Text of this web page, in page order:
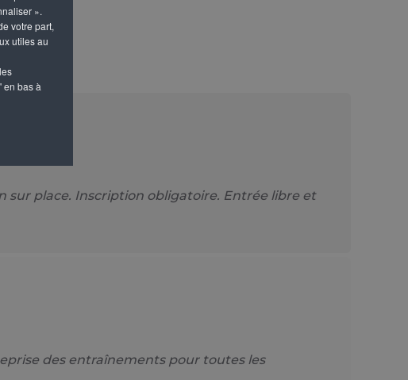
».
votre part,
utiles au
en bas à
sur place. Inscription obligatoire. Entrée libre et
des entraînements pour toutes les